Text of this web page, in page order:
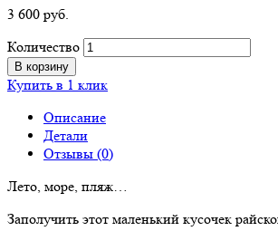
3 600 руб.
Количество
В корзину
Купить в 1 клик
Описание
Детали
Отзывы (0)
Лето, море, пляж…
Заполучить этот маленький кусочек